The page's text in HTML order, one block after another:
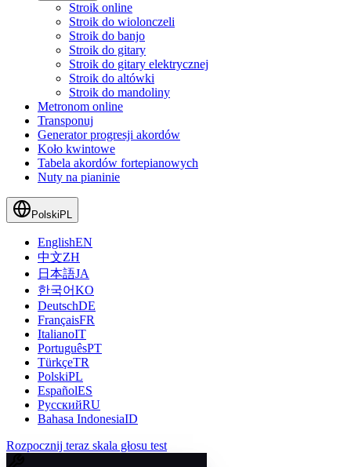
Stroik online
Stroik do wiolonczeli
Stroik do banjo
Stroik do gitary
Stroik do gitary elektrycznej
Stroik do altówki
Stroik do mandoliny
Metronom online
Transponuj
Generator progresji akordów
Koło kwintowe
Tabela akordów fortepianowych
Nuty na pianinie
Polski PL
EnglishEN
中文ZH
日本語JA
한국어KO
DeutschDE
FrançaisFR
ItalianoIT
PortuguêsPT
TürkçeTR
PolskiPL
EspañolES
РусскийRU
Bahasa IndonesiaID
Rozpocznij teraz skala głosu test